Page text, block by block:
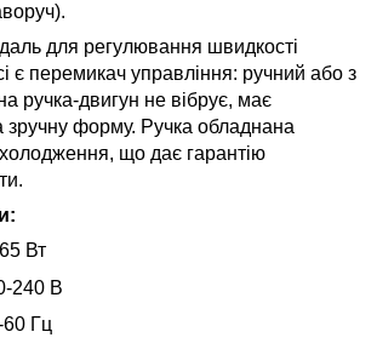
для регулювання швидкості
є перемикач управління: ручний або з
ручка-двигун не вібрує, має
зручну форму. Ручка обладнана
що дає гарантію
Вт
240 В
60 Гц